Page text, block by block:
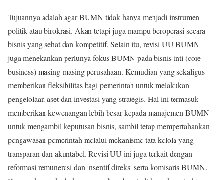
Tujuannya adalah agar BUMN tidak hanya menjadi instrumen
politik atau birokrasi. Akan tetapi juga mampu beroperasi secara
bisnis yang sehat dan kompetitif. Selain itu, revisi UU BUMN
juga menekankan perlunya fokus BUMN pada bisnis inti (core
business) masing-masing perusahaan. Kemudian yang sekaligus
memberikan fleksibilitas bagi pemerintah untuk melakukan
pengelolaan aset dan investasi yang strategis. Hal ini termasuk
memberikan kewenangan lebih besar kepada manajemen BUMN
untuk mengambil keputusan bisnis, sambil tetap mempertahankan
pengawasan pemerintah melalui mekanisme tata kelola yang
transparan dan akuntabel. Revisi UU ini juga terkait dengan
reformasi remunerasi dan insentif direksi serta komisaris BUMN.